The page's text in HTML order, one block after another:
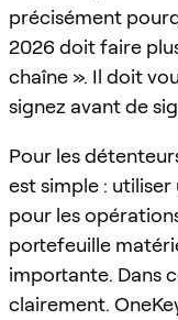
précisément
2026 doit faire
chaîne ». Il doit
signez avant de
Pour les
est simple :
pour les
portefeuille
importante. Dans
clairement.